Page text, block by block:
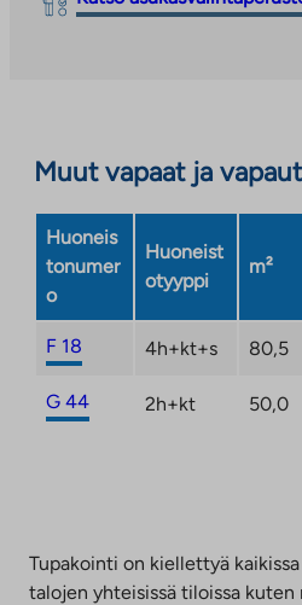
vie
uuteen
Muut vapaat ja
Huoneis
tonumer
o
Huoneist
otyyppi
m²
F 18 4h+kt+s 80,5
G 44 2h+kt 50,0
Tupakointi on kiellettyä
talojen yhteisissä tiloissa kuten